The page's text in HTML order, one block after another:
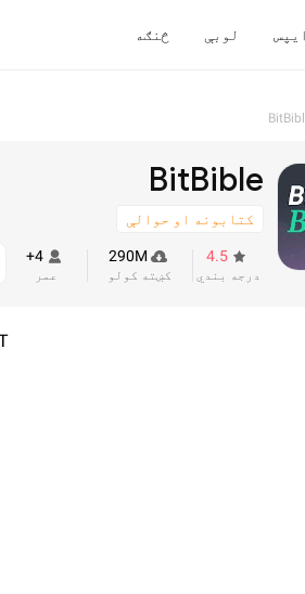
ایپس لوبې څنګه
BitBible
کتابونه او حوالې
4.5
درجه بندي
290M
کښته کولو
4+
عمر